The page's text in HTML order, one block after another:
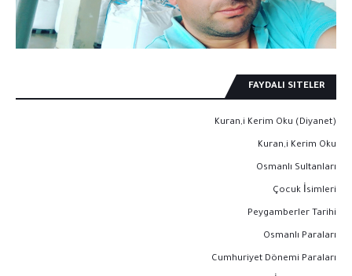
FAYDALI SITELER
Kuran,i Kerim Oku (Diyanet)
Kuran,i Kerim Oku
Osmanlı Sultanları
Çocuk İsimleri
Peygamberler Tarihi
Osmanlı Paraları
Cumhuriyet Dönemi Paraları